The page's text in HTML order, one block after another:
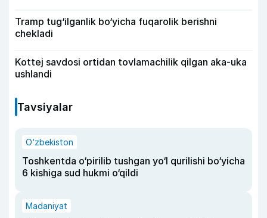
Tramp tug‘ilganlik bo‘yicha fuqarolik berishni
chekladi
Kottej savdosi ortidan tovlamachilik qilgan aka-uka
ushlandi
Tavsiyalar
O‘zbekiston
Toshkentda o‘pirilib tushgan yo‘l qurilishi bo‘yicha
6 kishiga sud hukmi o‘qildi
Madaniyat